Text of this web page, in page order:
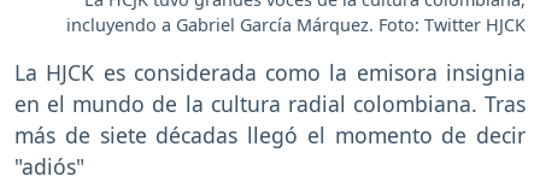
incluyendo a Gabriel García Márquez. Foto: Twitter HJCK
La HJCK es considerada como la emisora insignia
en el mundo de la cultura radial colombiana. Tras
más de siete décadas llegó el momento de decir
"adiós"